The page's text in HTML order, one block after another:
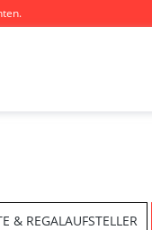
& REGALAUFSTELLER